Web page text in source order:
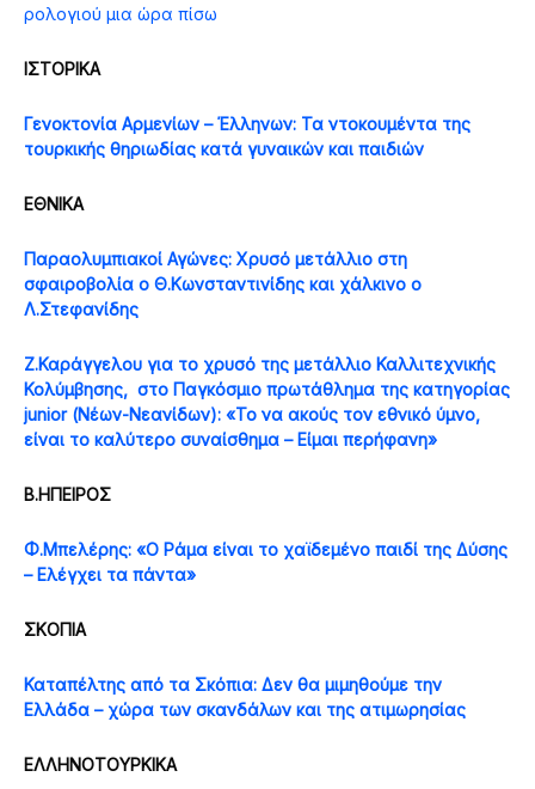
ρολογιού μια ώρα πίσω
ΙΣΤΟΡΙΚΑ
Γενοκτονία Αρμενίων – Έλληνων: Τα ντοκουμέντα της
τουρκικής θηριωδίας κατά γυναικών και παιδιών
ΕΘΝΙΚΑ
Παραολυμπιακοί Αγώνες: Χρυσό μετάλλιο στη
σφαιροβολία ο Θ.Κωνσταντινίδης και χάλκινο ο
Λ.Στεφανίδης
Ζ.Καράγγελου για το χρυσό της μετάλλιο Καλλιτεχνικής
Κολύμβησης, στο Παγκόσμιο πρωτάθλημα της κατηγορίας
junior (Νέων-Νεανίδων): «Το να ακούς τον εθνικό ύμνο,
είναι το καλύτερο συναίσθημα – Είμαι περήφανη»
B.HΠΕΙΡΟΣ
Φ.Μπελέρης: «Ο Ράμα είναι το χαϊδεμένο παιδί της Δύσης
– Ελέγχει τα πάντα»
ΣΚΟΠΙΑ
Καταπέλτης από τα Σκόπια: Δεν θα μιμηθούμε την
Ελλάδα – χώρα των σκανδάλων και της ατιμωρησίας
ΕΛΛΗΝΟΤΟΥΡΚΙΚΑ